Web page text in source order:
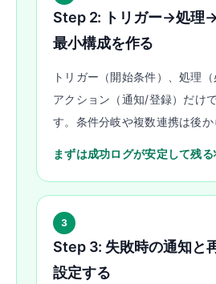
Step 2: トリガー→処理
最小構成を作る
トリガー（開始条件）、処理（
アクション（通知/登録）だけ
す。条件分岐や複数連携は後か
まずは成功ログが安定して残る
3
Step 3: 失敗時の通知と
設定する